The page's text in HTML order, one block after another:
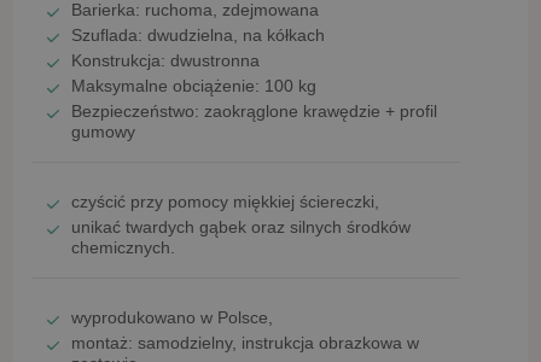
Barierka: ruchoma, zdejmowana
Szuflada: dwudzielna, na kółkach
Konstrukcja: dwustronna
Maksymalne obciążenie: 100 kg
Bezpieczeństwo: zaokrąglone krawędzie + profil
gumowy
czyścić przy pomocy miękkiej ściereczki
unikać twardych gąbek oraz silnych środków
chemicznych
wyprodukowano w Polsce
montaż: samodzielny, instrukcja obrazkowa w